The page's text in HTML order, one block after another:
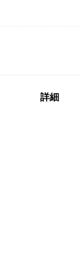
詳細